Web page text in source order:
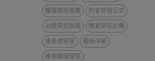
職場穿搭推薦
約會穿搭公式
出遊穿搭指南
晚宴穿搭必備
連身裙穿搭
蕾絲洋裝
換季顯瘦穿搭